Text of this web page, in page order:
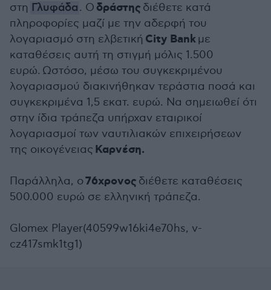
στη Γλυφάδα. Ο δράστης διέθετε κατά
πληροφορίες μαζί με την αδερφή του
λογαριασμό στη ελβετική City Bankμε
καταθέσεις αυτή τη στιγμή μόλις 1.500
ευρώ. Ωστόσο, μέσω του συγκεκριμένου
λογαριασμού διακινήθηκαν τεράστια ποσά και
συγκεκριμένα 1,5 εκατ. ευρώ. Να σημειωθεί ότι
στην ίδια τράπεζα υπήρχαν εταιρικοί
λογαριασμοί των ναυτιλιακών επιχειρήσεων
της οικογένειας Καρνέση.
Παράλληλα, ο76χρονος διέθετε καταθέσεις
500.000 ευρώ σε ελληνική τράπεζα.
Glomex Player(40599w16ki4e70hs, v-
cz417smk1tg1)